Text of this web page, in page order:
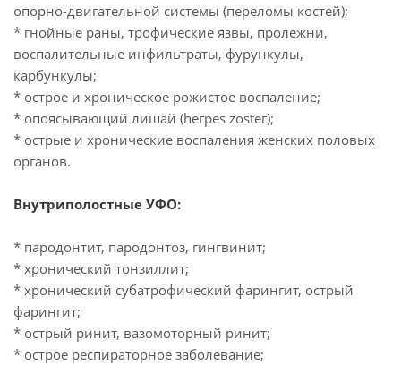
опорно-двигательной системы (переломы костей);
* гнойные раны, трофические язвы, пролежни,
воспалительные инфильтраты, фурункулы,
карбункулы;
* острое и хроническое рожистое воспаление;
* опоясывающий лишай (hегреs zostег);
* острые и хронические воспаления женских половых
органов.
Внутриполостные УФО:
* пародонтит, пародонтоз, гингвинит;
* хронический тонзиллит;
* хронический субатрофический фарингит, острый
фарингит;
* оcтрый ринит, вазомоторный ринит;
* острое респираторное заболевание;